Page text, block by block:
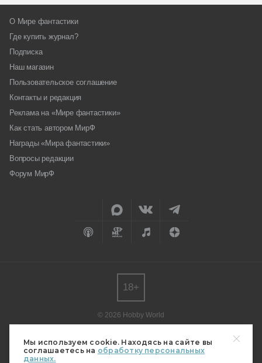
Мы используем cookie. Находясь на сайте вы
соглашаетесь на обработку персональных
данных.
О Мире фантастики
Где купить журнал?
Подписка
Наш магазин
Пользовательское соглашение
Контакты и редакция
Реклама на «Мире фантастики»
Как стать автором МирФ
Награды «Мира фантастики»
Вопросы редакции
Форум МирФ
© 2026 Hobby World
редакции.
Мнение авторов может не совпадать с мнением редакции.
18+